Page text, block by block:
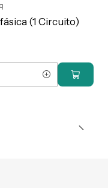
(1 Circuito)